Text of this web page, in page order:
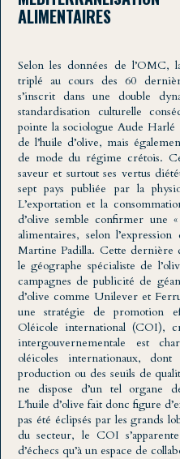
ALIMENTAIRES
Selon les données de l’OMC,
triplé au cours des 60
s’inscrit dans une double
standardisation culturelle
pointe la sociologue Aude
de l’huile d’olive, mais
de mode du régime crétois.
saveur et surtout ses vertus
sept pays publiée par la
L’exportation et la
d’olive semble confirmer une
alimentaires, selon
Martine Padilla. Cette dernière
le géographe spécialiste de
campagnes de publicité de
d’olive comme Unilever et
une stratégie de promotion
Oléicole international (COI),
intergouvernementale est
oléicoles internationaux,
production ou des seuils de
ne dispose d’un tel organe
L’huile d’olive fait donc figure
pas été éclipsés par les grands
du secteur, le COI
d’échecs qu’à un espace de